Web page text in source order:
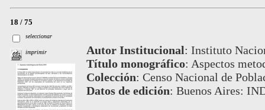
18 / 75
seleccionar
imprimir Autor Institucional: Instituto
Título monográfico: Aspectos
Colección: Censo Nacional de
Datos de edición: Buenos Aires: